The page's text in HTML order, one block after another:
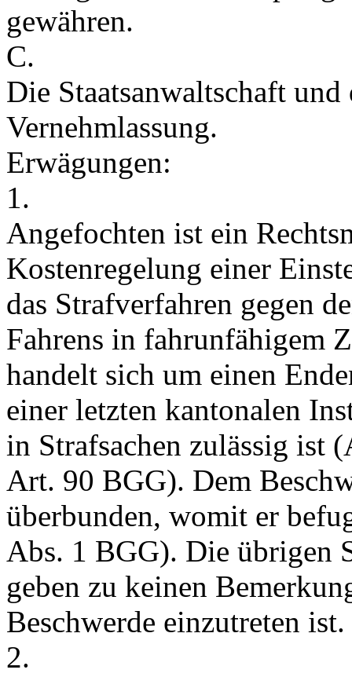
gewähren.
C.
Die Staatsanwaltschaft
Vernehmlassung.
Erwägungen:
1.
Angefochten ist ein
Kostenregelung einer
das Strafverfahren gegen
Fahrens in fahrunfähigem
handelt sich um einen
einer letzten kantonalen
in Strafsachen zulässig ist (
Art. 90 BGG). Dem
überbunden, womit er
Abs. 1 BGG). Die übrigen
geben zu keinen
Beschwerde einzutreten ist.
2.